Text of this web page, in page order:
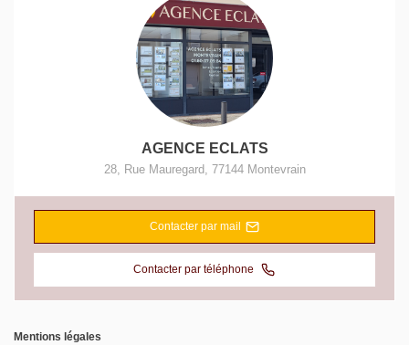
AGENCE ECLATS
28, Rue Mauregard 77144 Montevrain
Contacter par mail
Contacter par téléphone
Mentions légales